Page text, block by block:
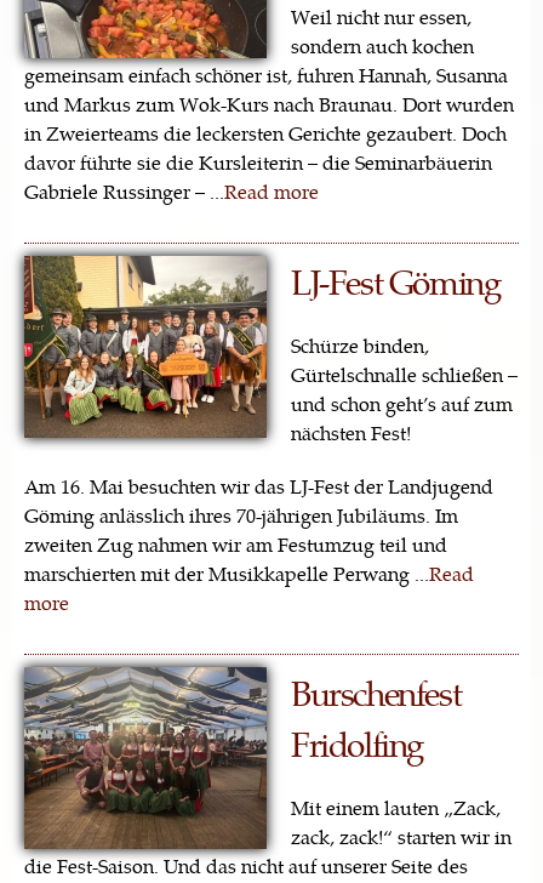
Weil nicht nur essen,
sondern auch kochen
gemeinsam einfach schöner ist, fuhren Hannah, Susanna
und Markus zum Wok-Kurs nach Braunau. Dort wurden
in Zweierteams die leckersten Gerichte gezaubert. Doch
davor führte sie die Kursleiterin – die Seminarbäuerin
Gabriele Russinger – ... Read more
LJ-Fest Göming
Schürze binden,
Gürtelschnalle schließen –
und schon geht’s auf zum
nächsten Fest!
Am 16. Mai besuchten wir das LJ-Fest der Landjugend
Göming anlässlich ihres 70-jährigen Jubiläums. Im
zweiten Zug nahmen wir am Festumzug teil und
marschierten mit der Musikkapelle Perwang ... Read
more
Burschenfest
Fridolfing
Mit einem lauten „Zack,
zack, zack!“ starten wir in
die Fest-Saison. Und das nicht auf unserer Seite des